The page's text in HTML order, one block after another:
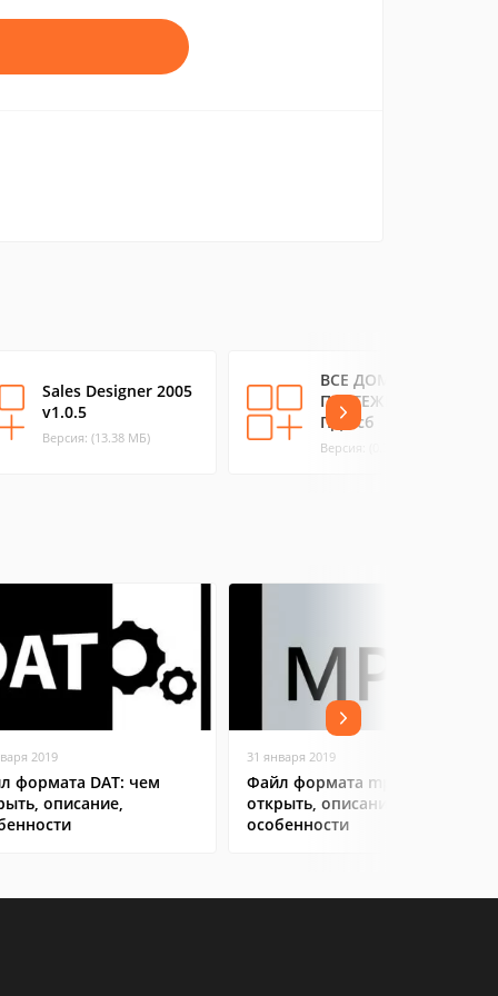
Sales Designer 2005
v1.0.5
Версия: (13.38 МБ)
ВСЕ ДОМАШНИЕ
ПЛАТЕЖИ: форма
ПД-4сб
Версия: (0.31 МБ)
2019
формата DAT: чем
описание,
31 января 2019
Файл формата mpp: чем
открыть, описание,
особенности